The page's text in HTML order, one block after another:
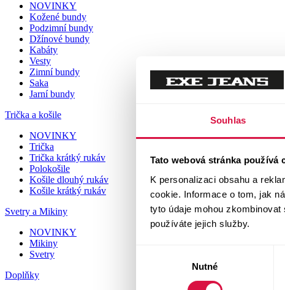
Souhlas
Tato webová stránka používá
K personalizaci obsahu a
cookie. Informace o tom, jak
tyto údaje mohou
používáte jejich služby.
Nutné
NOVINKY
Kožené bundy
Podzimní bundy
Džínové bundy
Kabáty
Vesty
Zimní bundy
Saka
Jarní bundy
Trička a košile
NOVINKY
Trička
Trička krátký rukáv
Polokošile
Košile dlouhý rukáv
Košile krátký rukáv
Svetry a Mikiny
NOVINKY
Mikiny
Svetry
Doplňky